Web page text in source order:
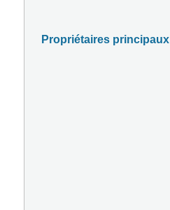
Propriétaires principaux